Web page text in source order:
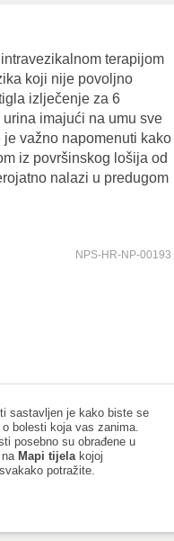
terapijom
koji nije povoljno
izlječenje za 6
imajući na umu sve
važno napomenuti kako
iz površinskog lošija od
nalazi u predugom
NPS-HR-NP-00193
sastavljen je kako biste se
o bolesti koja vas zanima.
posebno su obrađene u
Mapi tijelakojoj
potražite.